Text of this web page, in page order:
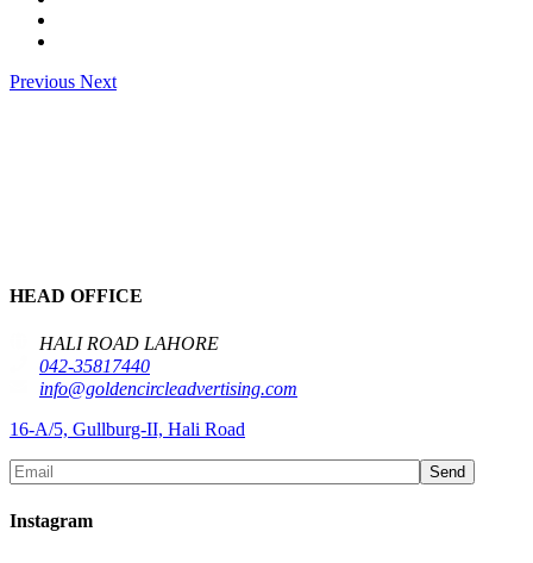
Previous Next
HEAD OFFICE
HALI ROAD LAHORE
042-35817440
info@goldencircleadvertising.com
16-A/5, Gullburg-II, Hali Road
Send
Instagram